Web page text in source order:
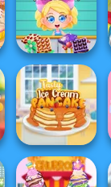
The Smurfs:
Cooking
Yummy
Chocolate
Factory